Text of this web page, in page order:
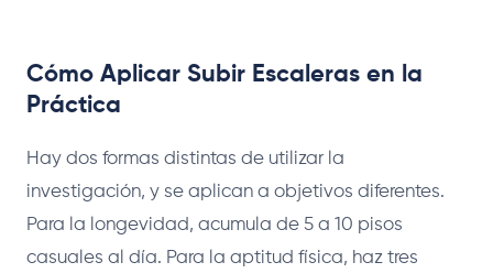
Cómo Aplicar Subir Escaleras en la
Práctica
Hay dos formas distintas de utilizar la
investigación, y se aplican a objetivos diferentes.
Para la longevidad, acumula de 5 a 10 pisos
casuales al día. Para la aptitud física, haz tres